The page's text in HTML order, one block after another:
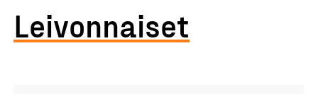
Leivonnaiset